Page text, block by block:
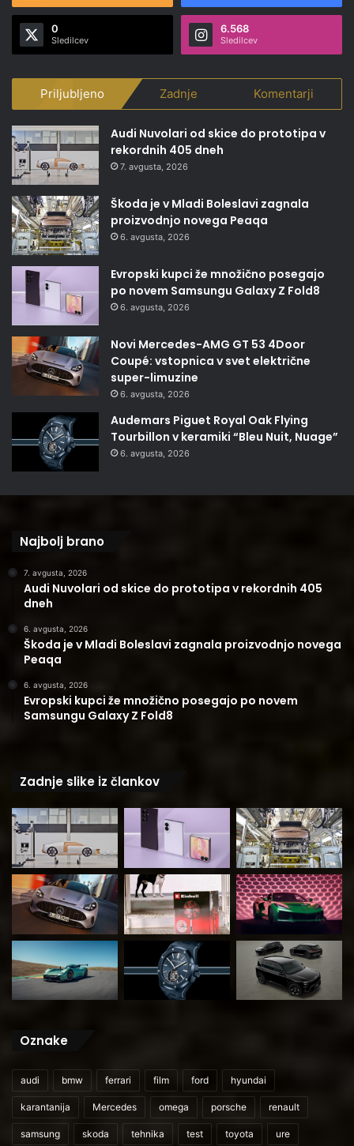
0
Sledilcev
6.568
Sledilcev
Priljubljeno Zadnje Komentarji
Audi Nuvolari od skice do prototipa v
rekordnih 405 dneh
7. avgusta, 2026
Škoda je v Mladi Boleslavi zagnala
proizvodnjo novega Peaqa
6. avgusta, 2026
Evropski kupci že množično posegajo
po novem Samsungu Galaxy Z Fold8
6. avgusta, 2026
Novi Mercedes-AMG GT 53 4Door
Coupé: vstopnica v svet električne
super-limuzine
6. avgusta, 2026
Audemars Piguet Royal Oak Flying
Tourbillon v keramiki “Bleu Nuit, Nuage”
6. avgusta, 2026
Najbolj brano
7. avgusta, 2026
Audi Nuvolari od skice do prototipa v rekordnih 405
dneh
6. avgusta, 2026
Škoda je v Mladi Boleslavi zagnala proizvodnjo novega
Peaqa
6. avgusta, 2026
Evropski kupci že množično posegajo po novem
Samsungu Galaxy Z Fold8
Zadnje slike iz člankov
Oznake
audi bmw ferrari film ford hyundai
karantanija Mercedes omega porsche renault
samsung skoda tehnika test toyota ure